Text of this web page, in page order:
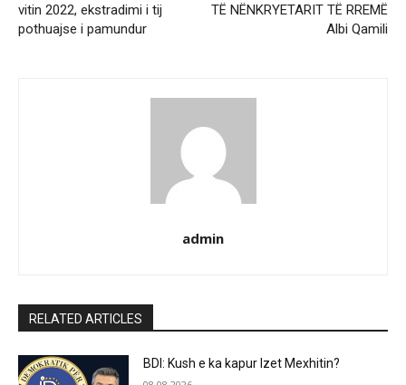
vitin 2022, ekstradimi i tij
pothuajse i pamundur
TË NËNKRYETARIT TË RREMË
Albi Qamili
admin
RELATED ARTICLES
BDI: Kush e ka kapur Izet Mexhitin?